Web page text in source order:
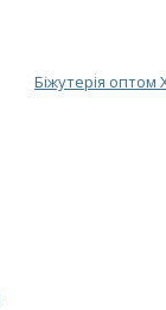
Біжутерія оптом